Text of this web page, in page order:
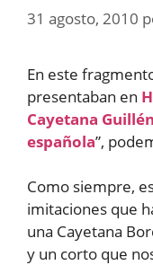
31 agosto, 2010
En este
presentaban en
Cayetana
española”,
Como siempre,
imitaciones que
una Cayetana
y un corto que